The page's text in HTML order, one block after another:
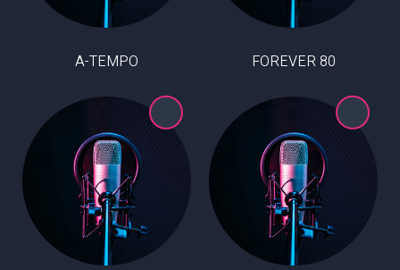
80 FOREVER
A-TEMPO